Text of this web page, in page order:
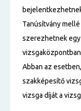
Tanúsítvány
szerezhetnek
Abban az
szakképesítő
vizsga díját a